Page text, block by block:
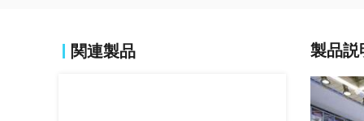
関連製品 製品説